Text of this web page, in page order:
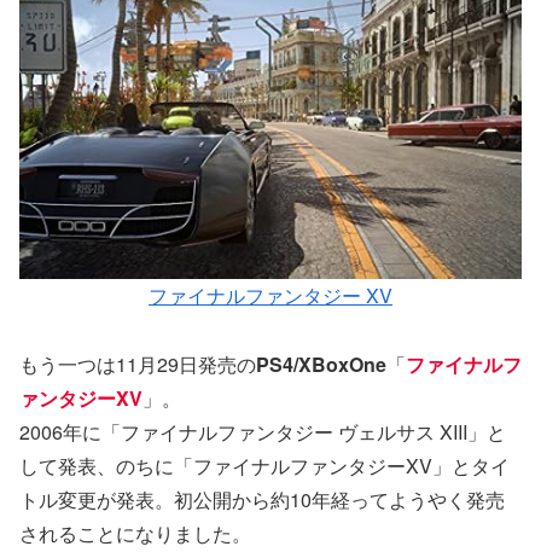
ファイナルファンタジー XV
もう一つは11月29日発売のPS4/XBoxOne 「ファイナルフ
ァンタジーXV 」。
2006年に「ファイナルファンタジー ヴェルサス XIII」と
して発表、のちに「ファイナルファンタジーXV」とタイ
トル変更が発表。初公開から約10年経ってようやく発売
されることになりました。